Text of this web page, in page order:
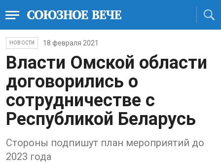
НОВОСТИ 18 февраля 2021
Власти Омской области
договорились о
сотрудничестве с
Республикой Беларусь
Стороны подпишут план мероприятий до
2023 года